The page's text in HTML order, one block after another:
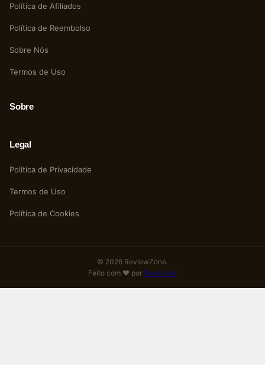
Política de Afiliados
Política de Reembolso
Sobre Nós
Termos de Uso
Sobre
Legal
Política de Privacidade
Termos de Uso
Política de Cookies
© 2026 ReviewZone.
Feito com ❤️ por Rede Fast